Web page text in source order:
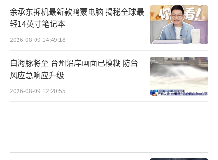
余承东拆机最新款鸿蒙电脑 揭秘全球最
轻14英寸笔记本
2026-08-09 14:49:18
白海豚将至 台州沿岸画面已模糊 防台
风应急响应升级
2026-08-09 12:20:55